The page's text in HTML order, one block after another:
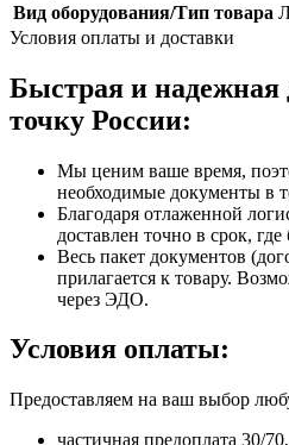
Вид оборудования/Тип товара
Условия оплаты и доставки
Быстрая и надежная
точку России:
Мы ценим ваше время,
необходимые документы в
Благодаря отлаженной
доставлен точно в срок,
Весь пакет документов
прилагается к товару.
через ЭДО.
Условия оплаты:
Предоставляем на ваш выбор
частичная предоплата 30/